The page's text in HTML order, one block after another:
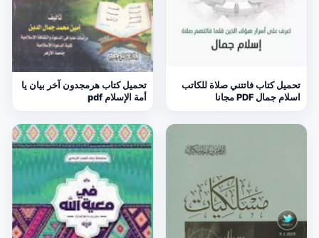
تحميل كتاب فاتتني صلاة للكاتب
اسلام جمال PDF مجانا
تحميل كتاب هرمجدون آخر بيان يا
أمة الإسلام pdf